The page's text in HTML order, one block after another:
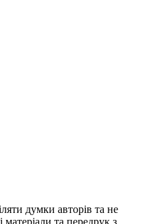
думки авторів та не
матеріали та передрук з